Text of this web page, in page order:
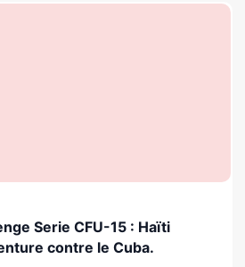
Serie CFU-15 : Haïti
contre le Cuba.